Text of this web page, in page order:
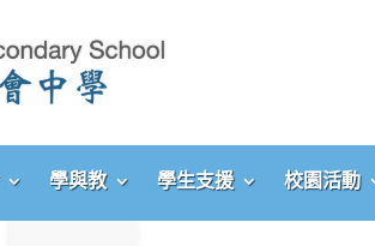
學與教 學生支援 校園活動